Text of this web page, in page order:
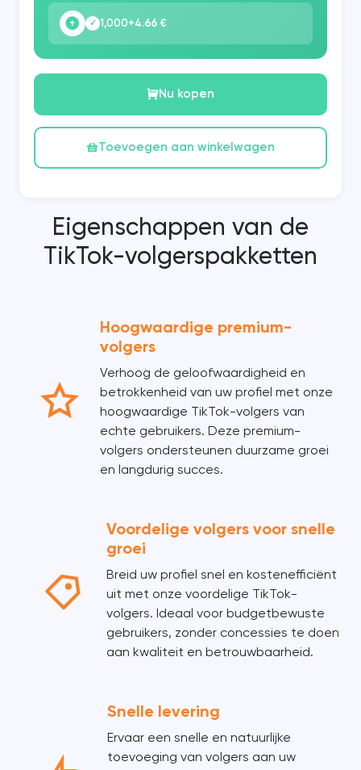
✓ 1,000+4.66 €
Nu kopen
Toevoegen aan winkelwagen
Eigenschappen van de
TikTok-volgerspakketten
Hoogwaardige premium-
volgers
Verhoog de geloofwaardigheid en
betrokkenheid van uw profiel met onze
hoogwaardige TikTok-volgers van
echte gebruikers. Deze premium-
volgers ondersteunen duurzame groei
en langdurig succes.
Voordelige volgers voor snelle
groei
Breid uw profiel snel en kostenefficiënt
uit met onze voordelige TikTok-
volgers. Ideaal voor budgetbewuste
gebruikers, zonder concessies te doen
aan kwaliteit en betrouwbaarheid.
Snelle levering
Ervaar een snelle en natuurlijke
toevoeging van volgers aan uw